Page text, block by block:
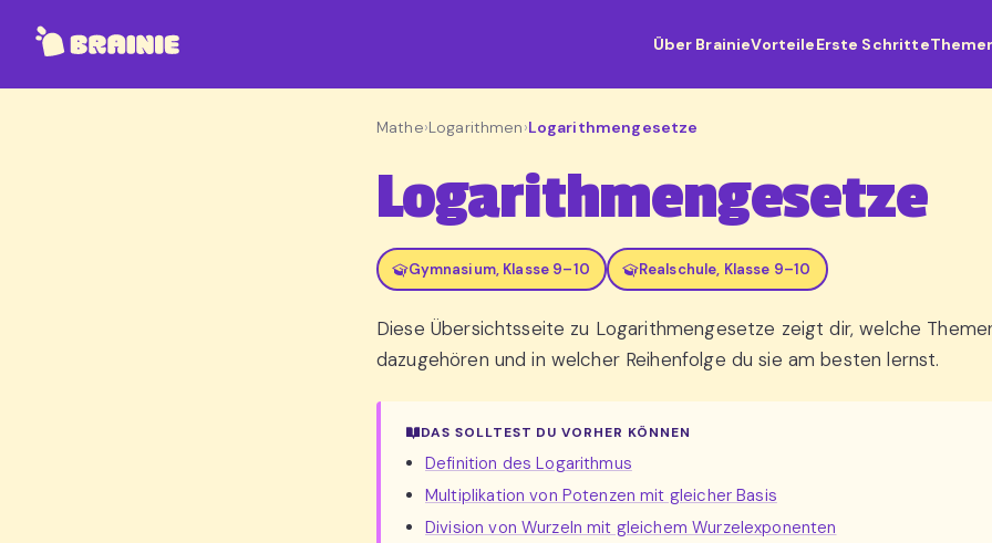
Über BrainieVorteileErste Schritte
Mathe›Logarithmen›Logarithmengesetze
Logarithmengesetze
Gymnasium, Klasse 9–10 Realschule, Klasse 9–10
Diese Übersichtsseite zu Logarithmengesetze zeigt dir, welche
dazugehören und in welcher Reihenfolge du sie am besten lernst.
DAS SOLLTEST DU VORHER KÖNNEN
Definition des Logarithmus
Multiplikation von Potenzen mit gleicher Basis
Division von Wurzeln mit gleichem Wurzelexponenten